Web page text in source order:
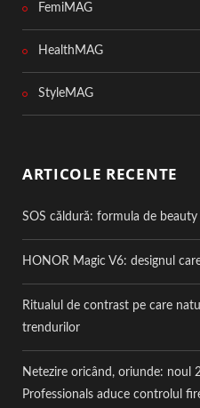
FemiMAG
HealthMAG
StyleMAG
ARTICOLE RECENTE
SOS căldură: formula de
HONOR Magic V6: designul
Ritualul de contrast pe care
trendurilor
Netezire oricând, oriunde: noul
Professionals aduce controlul